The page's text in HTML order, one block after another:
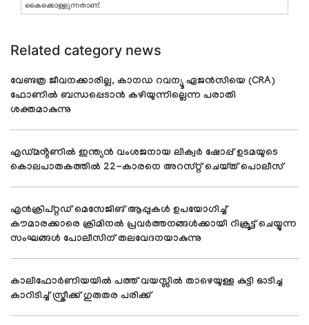
കൈക്കൊള്ളുന്നതാണ്.
Related category news
വേണ്ടത്ര ജീവനക്കാരില്ല, കാനഡ റവന്യൂ ഏജൻസിയെ (CRA)
ഫോണിൽ ബന്ധപ്പെടാൻ കഴിയുന്നില്ലെന്ന പരാതി
ശക്തമാകുന്നു
എഡ്മൻ്റണിൽ ഇന്ത്യൻ വംശജനായ ലിക്വർ ഷോപ്പ് ഉടമയുടെ
കൊലപാതകത്തിൽ 22-കാരനെ അറസ്റ്റ് ചെയ്ത് പൊലീസ്
എൻക്രിപ്റ്റഡ് മെസേജിങ് ആപ്പുകൾ ഉപയോഗിച്ച്
കൗമാരക്കാരെ ക്രിമിനൽ പ്രവർത്തനങ്ങൾക്കായി റിക്രൂട്ട് ചെയ്യുന്ന
സംഘങ്ങൾ പോലീസിന് തലവേദനയാകുന്നു
കാലിഫോർണിയയിൽ പത്ത് വയസ്സിൽ താഴെയുള്ള കുട്ടി ഓടിച്ച
കാറിടിച്ച് സ്ത്രീക്ക് ഗുരുതര പരിക്ക്